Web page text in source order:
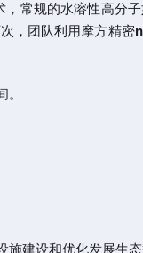
，常规的水溶性高分
，团队利用摩方精密
建设和优化发展生